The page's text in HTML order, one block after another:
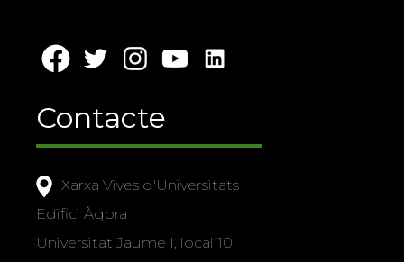
Contacte
Xarxa Vives d'Universitats
Edifici Àgora
Universitat Jaume I, local 10